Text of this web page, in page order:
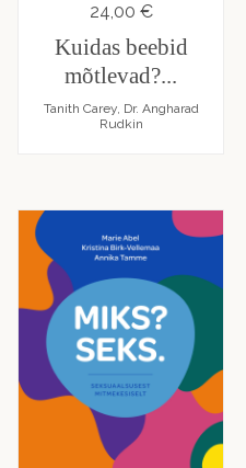
24,00 €
Kuidas beebid
mõtlevad?...
Tanith Carey, Dr. Angharad
Rudkin